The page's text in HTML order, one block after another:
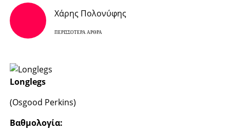
Χάρης Πολονύφης
ΠΕΡΙΣΣΌΤΕΡΑ ΆΡΘΡΑ
Longlegs
(Osgood Perkins)
Βαθμολογία: